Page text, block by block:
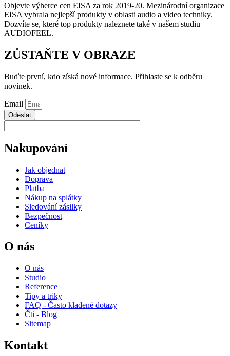
Objevte výherce cen EISA za rok 2019-20. Mezinárodní organizace
EISA vybrala nejlepší produkty v oblasti audio a video techniky.
Dozvíte se, které top produkty naleznete také v našem studiu
AUDIOFEEL.
ZŮSTAŇTE V OBRAZE
Buďte první, kdo získá nové informace. Přihlaste se k odběru
novinek.
Email
Odeslat
Nakupování
Jak objednat
Doprava
Platba
Nákup na splátky
Sledování zásilky
Bezpečnost
Ceníky
O nás
O nás
Studio
Reference
Tipy a triky
FAQ - Často kladené dotazy
Čti - Blog
Sitemap
Kontakt